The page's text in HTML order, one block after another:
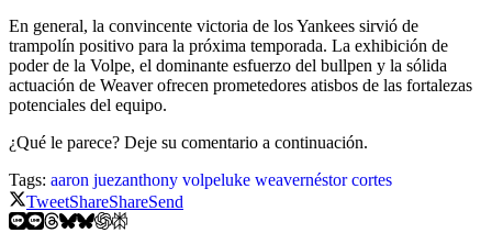
En general, la convincente victoria de los Yankees sirvió de
trampolín positivo para la próxima temporada. La exhibición de
poder de la Volpe, el dominante esfuerzo del bullpen y la sólida
actuación de Weaver ofrecen prometedores atisbos de las fortalezas
potenciales del equipo.
¿Qué le parece? Deje su comentario a continuación.
Tags: aaron juezanthony volpeluke weavernéstor cortes
TweetShareShareSend